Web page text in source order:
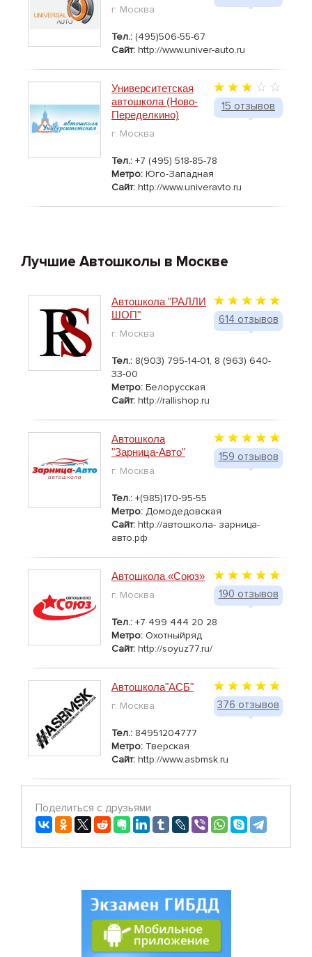
г. Москва
Тел.: (495)506-55-67
Сайт: http://www.univer-auto.ru
15 отзывов
Университетская
автошкола (Ново-
Переделкино)
г. Москва
Тел.: +7 (495) 518-85-78
Метро: Юго-Западная
Сайт: http://www.univeravto.ru
Лучшие Автошколы в Москве
614 отзывов
Автошкола "РАЛЛИ
ШОП"
г. Москва
Тел.: 8(903) 795-14-01, 8 (963) 640-
33-00
Метро: Белорусская
Сайт: http://rallishop.ru
159 отзывов
Автошкола
"Зарница-Авто"
г. Москва
Тел.: +(985)170-95-55
Метро: Домодедовская
Сайт: http://автошкола- зарница-
авто.рф
190 отзывов
Автошкола «Союз»
г. Москва
Тел.: +7 499 444 20 28
Метро: Охотныйряд
Сайт: http://soyuz77.ru/
376 отзывов
Автошкола"АСБ"
г. Москва
Тел.: 84951204777
Метро: Тверская
Сайт: http://www.asbmsk.ru
Поделиться с друзьями